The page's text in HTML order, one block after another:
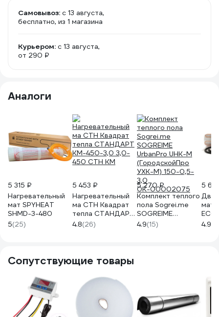
Самовывоз: c 13 августа,
бесплатно, из 1 магазина
Курьером: c 13 августа,
от 290 ₽
Аналоги
5 315 ₽
Нагревательный
мат SPYHEAT
SHMD-3-480
5(25)
5 453 ₽
Нагревательный
ма СТН Квадрат
тепла СТАНДАРТ
КМ-450-3,0 3,0-
450 СТН КМ
4.8(26)
5 270 ₽
Комплект теплого
пола Sogrei.me
SOGREIME
UrbanPro UHK-M
(ГородскойПро
4.9(15)
5
ECO
4.9
Сопутствующие товары